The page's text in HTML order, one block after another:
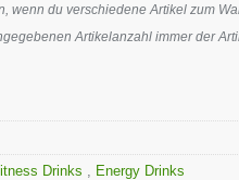
wenn du verschiedene Artikel zum
Artikelanzahl immer der
Drinks Energy Drinks